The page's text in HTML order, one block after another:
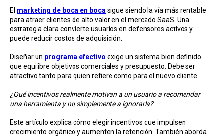
El marketing de boca en boca sigue siendo la vía más rentable
para atraer clientes de alto valor en el mercado SaaS. Una
estrategia clara convierte usuarios en defensores activos y
puede reducir costos de adquisición.
Diseñar un programa efectivo exige un sistema bien definido
que equilibre objetivos comerciales y presupuesto. Debe ser
atractivo tanto para quien refiere como para el nuevo cliente.
¿Qué incentivos realmente motivan a un usuario a recomendar
una herramienta y no simplemente a ignorarla?
Este artículo explica cómo elegir incentivos que impulsen
crecimiento orgánico y aumenten la retención. También aborda